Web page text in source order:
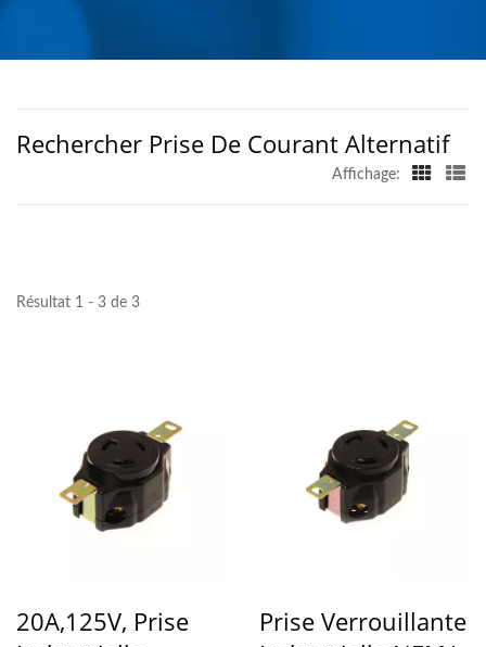
COMPANY
Rechercher Prise De Courant Alternatif
Affichage:
Résultat 1 - 3 de 3
20A,125V, Prise
Prise Verrouillante